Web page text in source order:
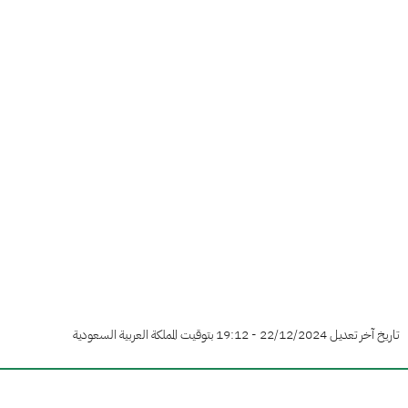
تاريخ آخر تعديل 22/12/2024 - 19:12 بتوقيت المملكة العربية السعودية